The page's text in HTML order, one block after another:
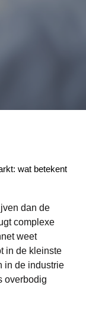
wat betekent
dan de
complexe
weet
in de kleinste
in de industrie
overbodig